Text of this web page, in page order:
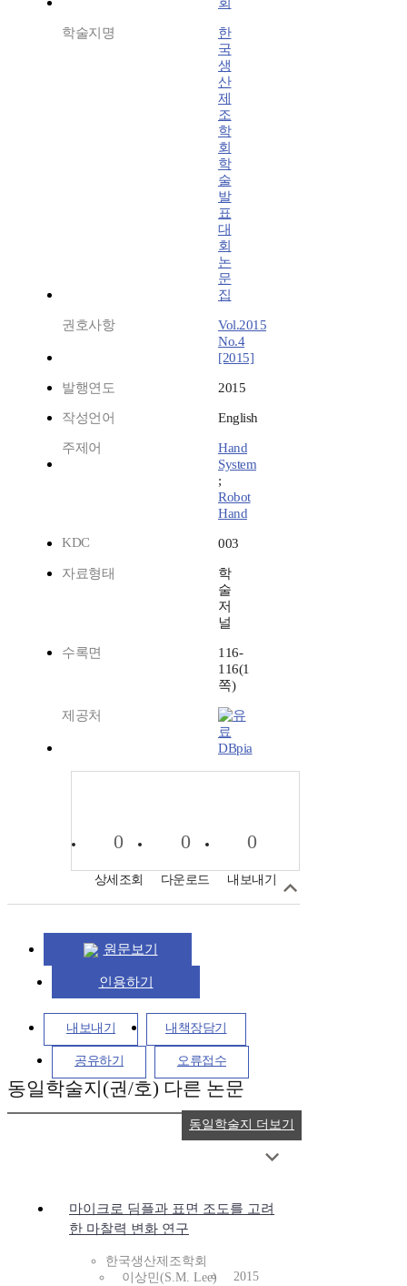
회
학술지명
한
국
생
산
제
조
학
회
학
술
발
표
대
회
논
문
집
권호사항
Vol.2015
No.4
[2015]
발행연도 2015
작성언어 English
주제어
Hand
System
;
Robot
Hand
KDC
003
자료형태
학
술
저
널
수록면
116-
116(1
쪽)
제공처
DBpia
0
상세조회
0
다운로드
0
내보내기
원문보기
인용하기
내보내기 내책장담기
공유하기 오류접수
동일학술지(권/호) 다른 논문
마이크로 딤플과 표면 조도를 고려
한 마찰력 변화 연구
한국생산제조학회
이상민(S.M. Lee)
2015
동일학술지 더보기